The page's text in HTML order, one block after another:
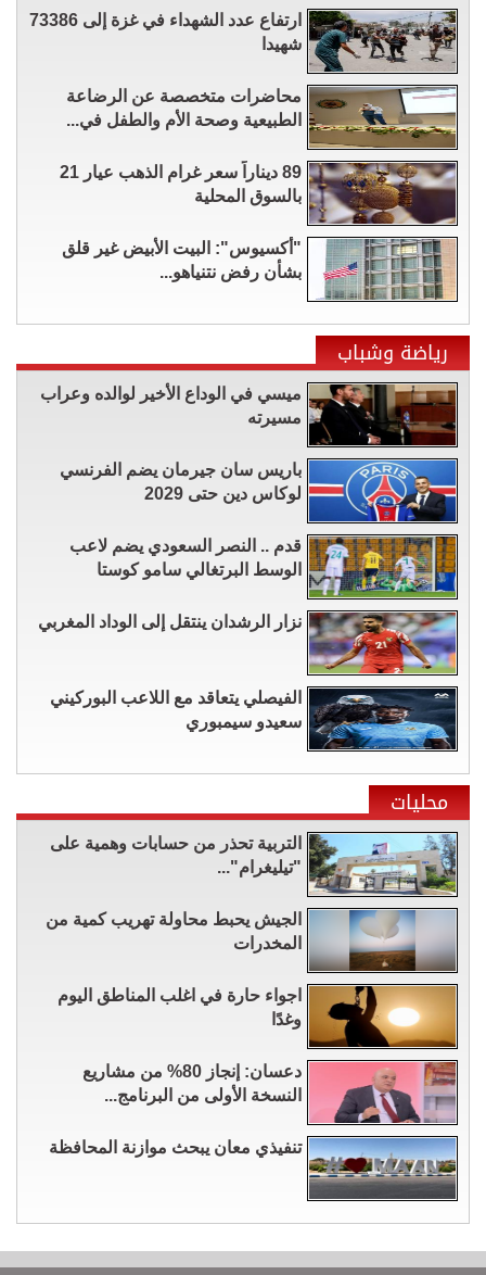
ارتفاع عدد الشهداء في غزة إلى 73386
شهيدا
محاضرات متخصصة عن الرضاعة
الطبيعية وصحة الأم والطفل في...
89 ديناراً سعر غرام الذهب عيار 21
بالسوق المحلية
"أكسيوس": البيت الأبيض غير قلق
بشأن رفض نتنياهو...
رياضة وشباب
ميسي في الوداع الأخير لوالده وعراب
مسيرته
باريس سان جيرمان يضم الفرنسي
لوكاس دين حتى 2029
قدم .. النصر السعودي يضم لاعب
الوسط البرتغالي سامو كوستا
نزار الرشدان ينتقل إلى الوداد المغربي
الفيصلي يتعاقد مع اللاعب البوركيني
سعيدو سيمبوري
محليات
التربية تحذر من حسابات وهمية على
"تيليغرام"...
الجيش يحبط محاولة تهريب كمية من
المخدرات
اجواء حارة في اغلب المناطق اليوم
وغدًا
دعسان: إنجاز 80% من مشاريع
النسخة الأولى من البرنامج...
تنفيذي معان يبحث موازنة المحافظة